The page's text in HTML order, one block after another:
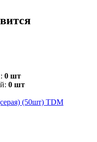
0 шт
0 шт
(50шт) TDM